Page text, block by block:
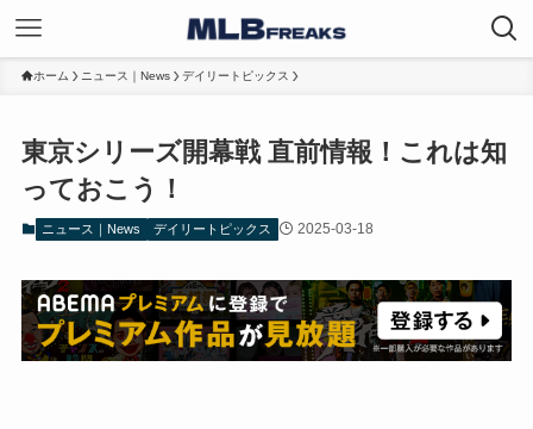
ホーム ニュース｜News デイリートピックス
東京シリーズ開幕戦 直前情報！これは知
っておこう！
ニュース｜News デイリートピックス 2025-03-18